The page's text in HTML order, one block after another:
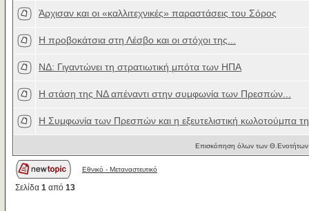
Άρχισαν και οι «καλλιτεχνικές» παραστάσεις του Σόρος
Η προβοκάτσια στη Λέσβο και οι στόχοι της...
ΝΔ: Γιγαντώνει τη στρατιωτική μπότα των ΗΠΑ
Η στάση της ΝΔ απέναντι στην συμφωνία των Πρεσπών...
Η Συμφωνία των Πρεσπών και η εξευτελιστική κωλοτούμπα
Επισκόπηση όλων των Θ.Ενοτήτων
Εθνικό - Μεταναστευτικό
Σελίδα 1 από 13